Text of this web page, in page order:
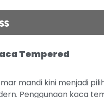
Tempered
mandi kini menjadi
Penggunaan kaca